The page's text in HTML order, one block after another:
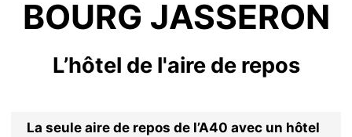
BOURG JASSERON
L’hôtel de l'aire de repos
La seule aire de repos de l’A40 avec un hôtel